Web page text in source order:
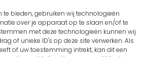
te bieden, gebruiken wij technologieën
over je apparaat op te slaan en/of te
met deze technologieën kunnen wij
of unieke ID's op deze site verwerken. Als
of uw toestemming intrekt, kan dit een